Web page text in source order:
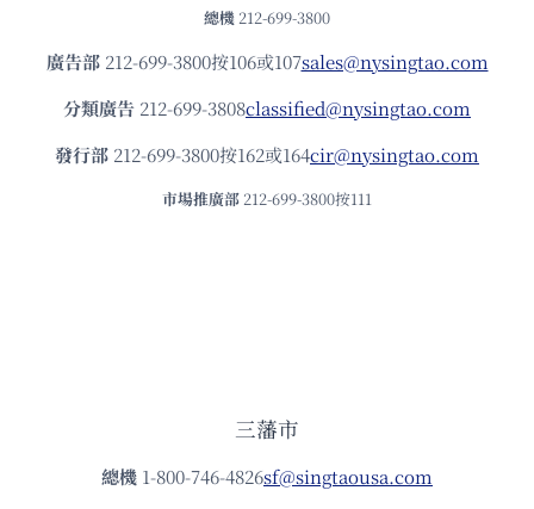
總機 212-699-3800
廣告部212-699-3800按106或107sales@nysingtao.com
分類廣告 212-699-3808classified@nysingtao.com
發⾏部 212-699-3800按162或164cir@nysingtao.com
市場推廣部 212-699-3800按111
三藩市
總機 1-800-746-4826sf@singtaousa.com